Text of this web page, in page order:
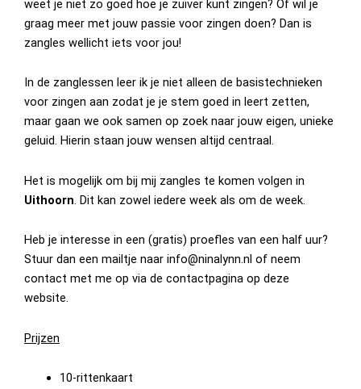
weet je niet zo goed hoe je zuiver kunt zingen? Of wil je
graag meer met jouw passie voor zingen doen? Dan is
zangles wellicht iets voor jou!
In de zanglessen leer ik je niet alleen de basistechnieken
voor zingen aan zodat je je stem goed in leert zetten,
maar gaan we ook samen op zoek naar jouw eigen, unieke
geluid. Hierin staan jouw wensen altijd centraal.
Het is mogelijk om bij mij zangles te komen volgen in
Uithoorn. Dit kan zowel iedere week als om de week.
Heb je interesse in een (gratis) proefles van een half uur?
Stuur dan een mailtje naar info@ninalynn.nl of neem
contact met me op via de contactpagina op deze
website.
Prijzen
10-rittenkaart